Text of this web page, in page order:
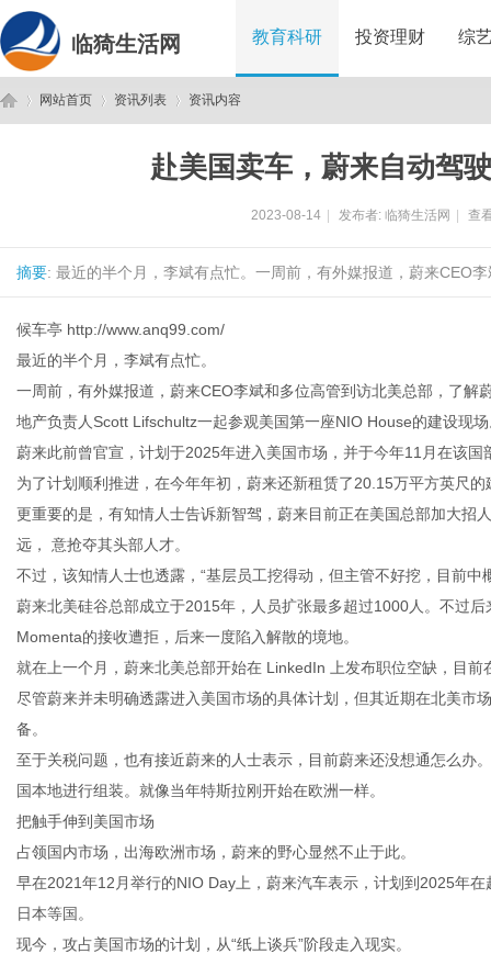
临猗生活网 教育科研 投资理财 综
网站首页 资讯列表 资讯内容
赴美国卖车，蔚来自动驾
2023-08-14 发布者: 临猗生活网 查
摘要: 最近的半个月，李斌有点忙。一周前，有外媒报道，蔚来CEO
候车亭 http://www.anq99.com/
最近的半个月，李斌有点忙。
一周前，有外媒报道，蔚来CEO李斌和多位高管到访北美总部，了
地产负责人Scott Lifschultz一起参观美国第一座NIO House的建设现
蔚来此前曾官宣，计划于2025年进入美国市场，并于今年11月在该国
为了计划顺利推进，在今年年初，蔚来还新租赁了20.15万平方英尺
更重要的是，有知情人士告诉新智驾，蔚来目前正在美国总部加大招
远， 意抢夺其头部人才。
不过，该知情人士也透露，“基层员工挖得动，但主管不好挖，目前
蔚来北美硅谷总部成立于2015年，人员扩张最多超过1000人。不过
Momenta的接收遭拒，后来一度陷入解散的境地。
就在上一个月，蔚来北美总部开始在 LinkedIn 上发布职位空缺，目
尽管蔚来并未明确透露进入美国市场的具体计划，但其近期在北美市
备。
至于关税问题，也有接近蔚来的人士表示，目前蔚来还没想通怎么办
国本地进行组装。就像当年特斯拉刚开始在欧洲一样。
把触手伸到美国市场
占领国内市场，出海欧洲市场，蔚来的野心显然不止于此。
早在2021年12月举行的NIO Day上，蔚来汽车表示，计划到2025年
日本等国。
现今，攻占美国市场的计划，从“纸上谈兵”阶段走入现实。